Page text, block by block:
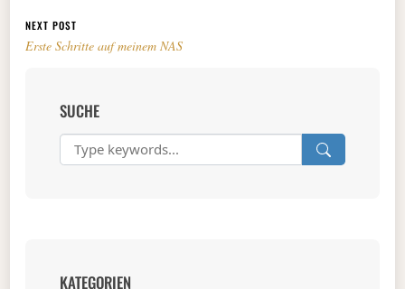
NEXT POST
Erste Schritte auf meinem NAS
SUCHE
KATEGORIEN